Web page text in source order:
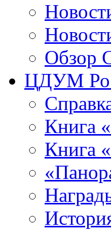
Обзор
ЦДУМ
Книга
Книга